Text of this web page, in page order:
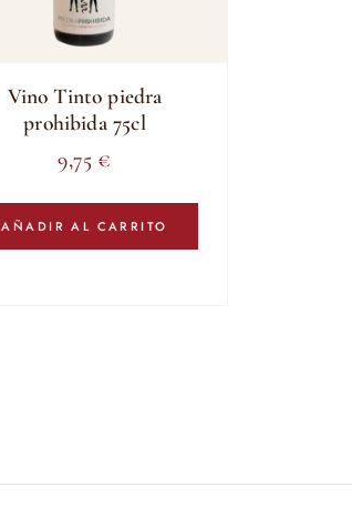
Vino Tinto piedra
prohibida 75cl
9,75 €
AÑADIR AL CARRITO